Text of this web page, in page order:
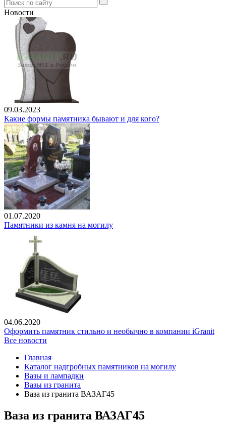
Новости
09.03.2023
Какие формы памятника бывают и для кого?
01.07.2020
Памятники из камня на могилу
04.06.2020
Оформить памятник стильно и необычно в компании iGranit
Все новости
Главная
Каталог надгробных памятников на могилу
Вазы и лампадки
Вазы из гранита
Ваза из гранита ВАЗАГ45
Ваза из гранита ВАЗАГ45